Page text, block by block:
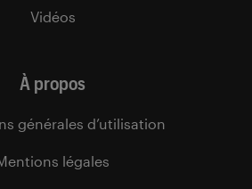
Vidéos
À propos
générales d’utilisation
légales